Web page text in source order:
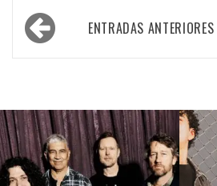
Navegación
de ENTRADAS ANTERIORES